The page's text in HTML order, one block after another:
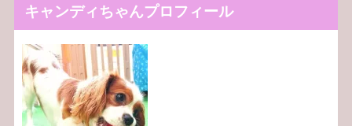
キャンディちゃんプロフィール